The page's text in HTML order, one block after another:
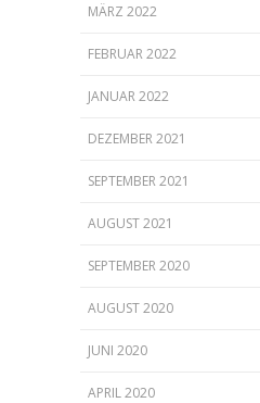
MÄRZ 2022
FEBRUAR 2022
JANUAR 2022
DEZEMBER 2021
SEPTEMBER 2021
AUGUST 2021
SEPTEMBER 2020
AUGUST 2020
JUNI 2020
APRIL 2020